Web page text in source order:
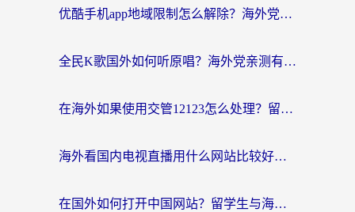
优酷手机app地域限制怎么解除？海外党亲测有效的追剧方案
全民K歌国外如何听原唱？海外党亲测有效的回国加速器选择指南
在海外如果使用交管12123怎么处理？留学生亲测有效的回国加速方案
海外看国内电视直播用什么网站比较好？一篇解决你所有追剧难题的实用指南
在国外如何打开中国网站？留学生与海外华人的无缝访问指南